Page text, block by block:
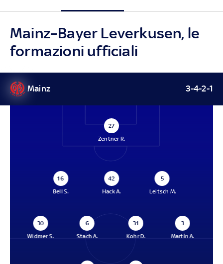
Mainz–Bayer Leverkusen, le
formazioni ufficiali
Mainz 3-4-2-1
27
Zentner R.
16
Bell S.
42
Hack A.
5
Leitsch M.
30
Widmer S.
6
Stach A.
31
Kohr D.
3
Martín A.